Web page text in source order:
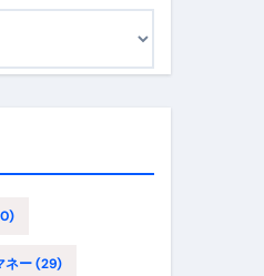
ネー(29)